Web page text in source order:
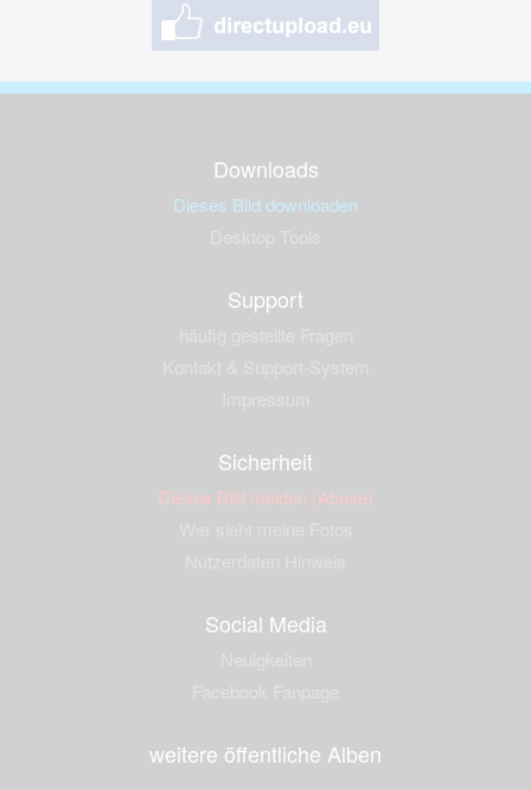
Downloads
Dieses Bild downloaden
Support
Sicherheit
Dieses Bild melden (Abuse)
Social Media
weitere öffentliche Alben